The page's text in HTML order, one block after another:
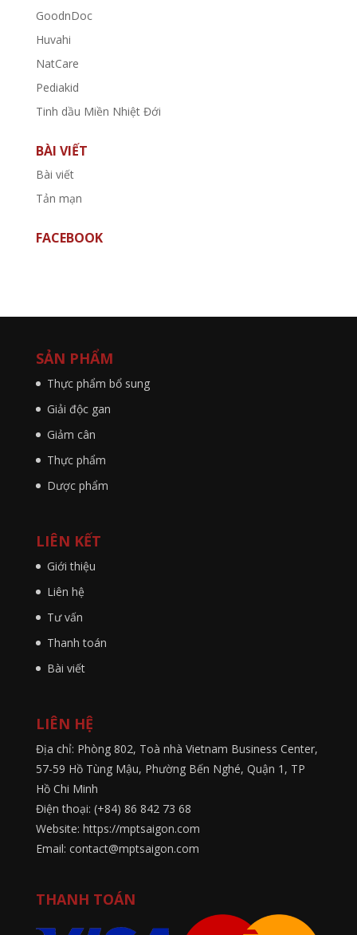
GoodnDoc
Huvahi
NatCare
Pediakid
Tinh dầu Miền Nhiệt Đới
BÀI VIẾT
Bài viết
Tản mạn
FACEBOOK
SẢN PHẨM
Thực phẩm bổ sung
Giải độc gan
Giảm cân
Thực phẩm
Dược phẩm
LIÊN KẾT
Giới thiệu
Liên hệ
Tư vấn
Thanh toán
Bài viết
LIÊN HỆ
Địa chỉ: Phòng 802, Toà nhà Vietnam Business Center,
57-59 Hồ Tùng Mậu, Phường Bến Nghé, Quận 1, TP
Hồ Chi Minh
Điện thoại: (+84) 86 842 73 68
Website: https://mptsaigon.com
Email: contact@mptsaigon.com
THANH TOÁN